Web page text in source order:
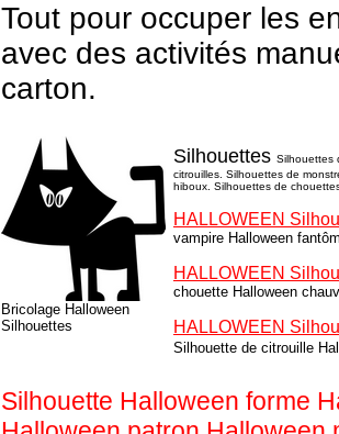
Tout pour occuper les
avec des activités
carton.
Bricolage Halloween
Silhouettes
Silhouettes Silhouettes
citrouilles. Silhouettes de
hiboux. Silhouettes de
HALLOWEEN
vampire Halloween
HALLOWEEN
chouette Halloween
HALLOWEEN
Silhouette de citrouille
Silhouette Halloween forme